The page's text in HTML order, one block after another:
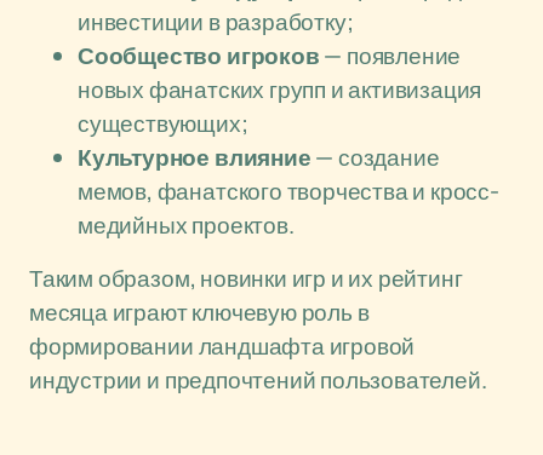
инвестиции в разработку;
Сообщество игроков— появление
новых фанатских групп и активизация
существующих;
Культурное влияние— создание
мемов, фанатского творчества и кросс-
медийных проектов.
Таким образом, новинки игр и их рейтинг
месяца играют ключевую роль в
формировании ландшафта игровой
индустрии и предпочтений пользователей.